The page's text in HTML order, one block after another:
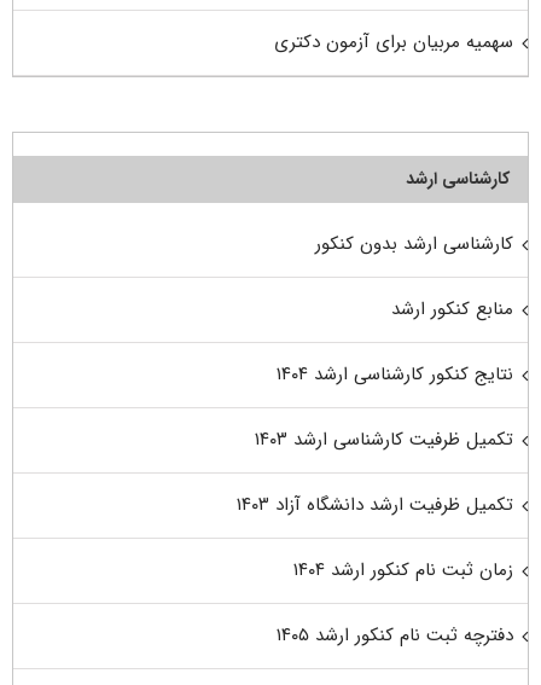
سهمیه مربیان برای آزمون دکتری
کارشناسی ارشد
کارشناسی ارشد بدون کنکور
منابع کنکور ارشد
نتایج کنکور کارشناسی ارشد ۱۴۰۴
تکمیل ظرفیت کارشناسی ارشد ۱۴۰۳
تکمیل ظرفیت ارشد دانشگاه آزاد ۱۴۰۳
زمان ثبت نام کنکور ارشد ۱۴۰۴
دفترچه ثبت نام کنکور ارشد ۱۴۰۵